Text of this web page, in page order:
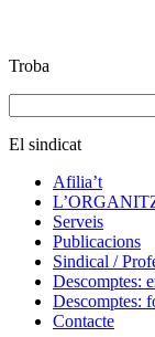
Troba
El sindicat
Afilia’t
Serveis
Publicacions
Sindical /
Descomptes:
Descomptes:
Contacte